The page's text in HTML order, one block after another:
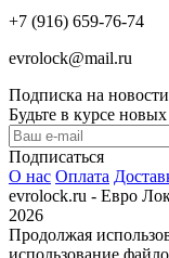
+7 (916) 659-76-74
evrolock@mail.ru
Подписка на новости
Будьте в курсе
Подписаться
О нас Оплата
evrolock.ru - Евро
2026
Продолжая
использование